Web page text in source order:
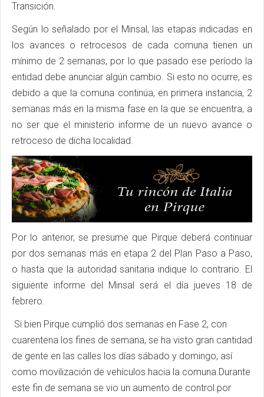
Transición.
Según lo señalado por el Minsal, las etapas indicadas en
los avances o retrocesos de cada comuna tienen un
mínimo de 2 semanas, por lo que pasado ese período la
entidad debe anunciar algún cambio. Si esto no ocurre, es
debido a que la comuna continúa, en primera instancia, 2
semanas más en la misma fase en la que se encuentra, a
no ser que el ministerio informe de un nuevo avance o
retroceso de dicha localidad.
Por lo anterior, se presume que Pirque deberá continuar
por dos semanas más en etapa 2 del Plan Paso a Paso,
o hasta que la autoridad sanitaria indique lo contrario. El
siguiente informe del Minsal será el día jueves 18 de
febrero.
Si bien Pirque cumplió dos semanas en Fase 2, con
cuarentena los fines de semana, se ha visto gran cantidad
de gente en las calles los días sábado y domingo, así
como movilización de vehículos hacia la comuna.Durante
este fin de semana se vio un aumento de control por